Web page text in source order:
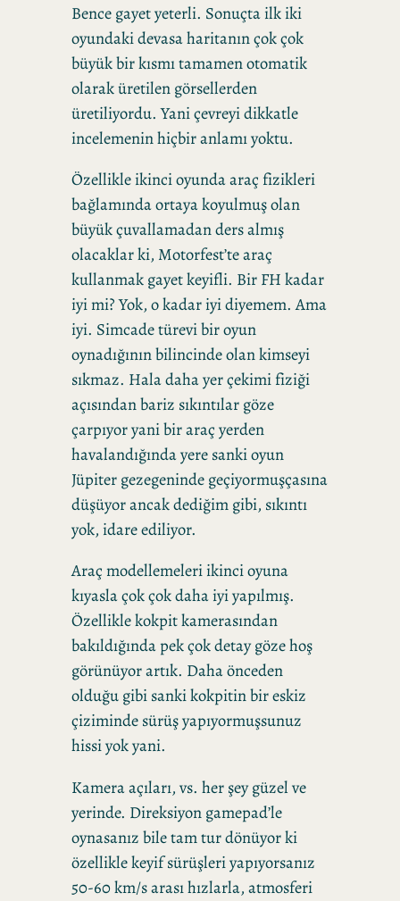
Bence gayet yeterli. Sonuçta ilk iki
oyundaki devasa haritanın çok çok
büyük bir kısmı tamamen otomatik
olarak üretilen görsellerden
üretiliyordu. Yani çevreyi dikkatle
incelemenin hiçbir anlamı yoktu.
Özellikle ikinci oyunda araç fizikleri
bağlamında ortaya koyulmuş olan
büyük çuvallamadan ders almış
olacaklar ki, Motorfest’te araç
kullanmak gayet keyifli. Bir FH kadar
iyi mi? Yok, o kadar iyi diyemem. Ama
iyi. Simcade türevi bir oyun
oynadığının bilincinde olan kimseyi
sıkmaz. Hala daha yer çekimi fiziği
açısından bariz sıkıntılar göze
çarpıyor yani bir araç yerden
havalandığında yere sanki oyun
Jüpiter gezegeninde geçiyormuşçasına
düşüyor ancak dediğim gibi, sıkıntı
yok, idare ediliyor.
Araç modellemeleri ikinci oyuna
kıyasla çok çok daha iyi yapılmış.
Özellikle kokpit kamerasından
bakıldığında pek çok detay göze hoş
görünüyor artık. Daha önceden
olduğu gibi sanki kokpitin bir eskiz
çiziminde sürüş yapıyormuşsunuz
hissi yok yani.
Kamera açıları, vs. her şey güzel ve
yerinde. Direksiyon gamepad’le
oynasanız bile tam tur dönüyor ki
özellikle keyif sürüşleri yapıyorsanız
50-60 km/s arası hızlarla, atmosferi